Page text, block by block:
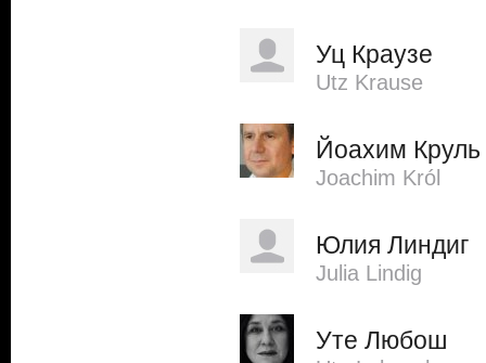
Уц Краузе
Utz Krause
Йоахим Круль
Joachim Król
Юлия Линдиг
Julia Lindig
Уте Любош